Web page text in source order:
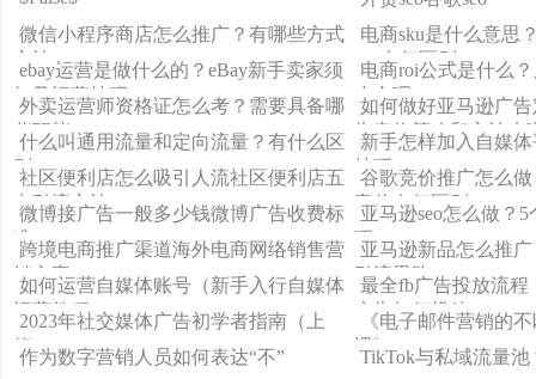
微信小程序商店怎么推广？有哪些方式
方法？
电商sku是什么意思
spu有何区别？
ebay运营是做什么的？eBay新手卖家须
知及运营技巧
电商roi公式是什么
少合理？
外卖运营师资格证怎么考？需要具备哪
些职能？
如何做好亚马逊广
告定位策略和方法来
什么叫通用流量和定向流量？有什么区
别？
新手怎样加入自媒
技巧？
社区便利店怎么吸引人流社区便利店五
点引流方法
谷歌竞价推广怎么
竞价有何区别？
微博接广告一般多少钱微博广告收费标
准
亚马逊seo怎么做？
巧
跨境电商推广渠道海外电商网络销售营
销方案
亚马逊新品怎么推
引流思路
如何运营自媒体账号（新手入行自媒体
运营教程）
最全fb广告投放流程
广告如何投放？
2023年社交媒体广告初学者指南（上
篇）
《电子邮件营销的
遇》
作为数字营销人员如何表达“不”
TikTok与私域流量池